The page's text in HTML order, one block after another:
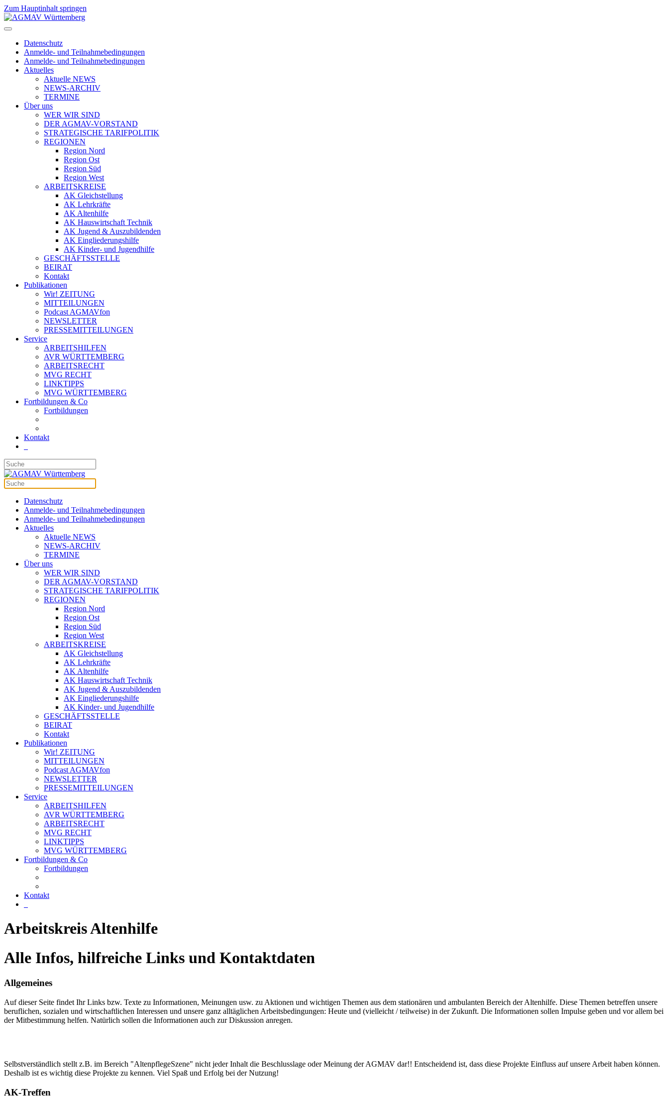
Zum Hauptinhalt springen
Datenschutz
Anmelde- und Teilnahmebedingungen
Anmelde- und Teilnahmebedingungen
Aktuelles
Aktuelle NEWS
NEWS-ARCHIV
TERMINE
Über uns
WER WIR SIND
DER AGMAV-VORSTAND
STRATEGISCHE TARIFPOLITIK
REGIONEN
Region Nord
Region Ost
Region Süd
Region West
ARBEITSKREISE
AK Gleichstellung
AK Lehrkräfte
AK Altenhilfe
AK Hauswirtschaft Technik
AK Jugend & Auszubildenden
AK Eingliederungshilfe
AK Kinder- und Jugendhilfe
GESCHÄFTSSTELLE
BEIRAT
Kontakt
Publikationen
Wir! ZEITUNG
MITTEILUNGEN
Podcast AGMAVfon
NEWSLETTER
PRESSEMITTEILUNGEN
Service
ARBEITSHILFEN
AVR WÜRTTEMBERG
ARBEITSRECHT
MVG RECHT
LINKTIPPS
MVG WÜRTTEMBERG
Fortbildungen & Co
Fortbildungen
Kontakt
Datenschutz
Anmelde- und Teilnahmebedingungen
Anmelde- und Teilnahmebedingungen
Aktuelles
Aktuelle NEWS
NEWS-ARCHIV
TERMINE
Über uns
WER WIR SIND
DER AGMAV-VORSTAND
STRATEGISCHE TARIFPOLITIK
REGIONEN
Region Nord
Region Ost
Region Süd
Region West
ARBEITSKREISE
AK Gleichstellung
AK Lehrkräfte
AK Altenhilfe
AK Hauswirtschaft Technik
AK Jugend & Auszubildenden
AK Eingliederungshilfe
AK Kinder- und Jugendhilfe
GESCHÄFTSSTELLE
BEIRAT
Kontakt
Publikationen
Wir! ZEITUNG
MITTEILUNGEN
Podcast AGMAVfon
NEWSLETTER
PRESSEMITTEILUNGEN
Service
ARBEITSHILFEN
AVR WÜRTTEMBERG
ARBEITSRECHT
MVG RECHT
LINKTIPPS
MVG WÜRTTEMBERG
Fortbildungen & Co
Fortbildungen
Kontakt
Arbeitskreis Altenhilfe
Alle Infos, hilfreiche Links und Kontaktdaten
Allgemeines
Auf dieser Seite findet Ihr Links bzw. Texte zu Informationen, Meinungen usw. zu Aktionen und wichtigen Themen aus dem stationären und ambulanten Bereich der Altenhilfe. Diese Themen betreffen unsere
beruflichen, sozialen und wirtschaftlichen Interessen und unsere ganz alltäglichen Arbeitsbedingungen: Heute und (vielleicht / teilweise) in der Zukunft. Die Informationen sollen Impulse geben und vor allem bei
der Mitbestimmung helfen. Natürlich sollen die Informationen auch zur Diskussion anregen.
Selbstverständlich stellt z.B. im Bereich "AltenpflegeSzene" nicht jeder Inhalt die Beschlusslage oder Meinung der AGMAV dar!! Entscheidend ist, dass diese Projekte Einfluss auf unsere Arbeit haben können.
Deshalb ist es wichtig diese Projekte zu kennen. Viel Spaß und Erfolg bei der Nutzung!
AK-Treffen